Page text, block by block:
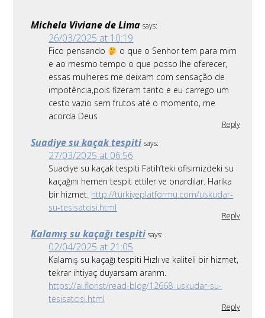
Michela Viviane de Lima says:
26/03/2025 at 10:19
Fico pensando
o que o Senhor tem para mim
e ao mesmo tempo o que posso lhe oferecer,
essas mulheres me deixam com sensação de
impotência,pois fizeram tanto e eu carrego um
cesto vazio sem frutos até o momento, me
acorda Deus
Reply
Suadiye su kaçak tespiti says:
27/03/2025 at 06:56
Suadiye su kaçak tespiti Fatih’teki ofisimizdeki su
kaçağını hemen tespit ettiler ve onardılar. Harika
bir hizmet. http://turkiyeplatformu.com/uskudar-
su-tesisatcisi.html
Reply
Kalamış su kaçağı tespiti says:
02/04/2025 at 21:05
Kalamış su kaçağı tespiti Hızlı ve kaliteli bir hizmet,
tekrar ihtiyaç duyarsam ararım.
https://ai.florist/read-blog/12668_uskudar-su-
tesisatcisi.html
Reply